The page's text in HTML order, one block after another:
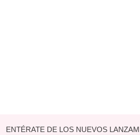
ENTÉRATE DE LOS NUEVOS